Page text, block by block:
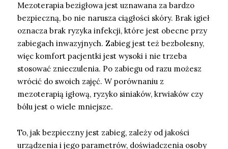
Mezoterapia bezigłowa jest uznawana za bardzo
bezpieczną, bo nie narusza ciągłości skóry. Brak igieł
oznacza brak ryzyka infekcji, które jest obecne przy
zabiegach inwazyjnych. Zabieg jest też bezbolesny,
więc komfort pacjentki jest wysoki i nie trzeba
stosować znieczulenia. Po zabiegu od razu możesz
wrócić do swoich zajęć. W porównaniu z
mezoterapią igłową, ryzyko siniaków, krwiaków czy
bólu jest o wiele mniejsze.
To, jak bezpieczny jest zabieg, zależy od jakości
urządzenia i jego parametrów, doświadczenia osoby